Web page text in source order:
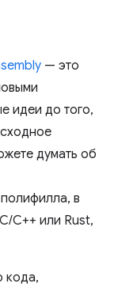
— это
идеи до того,
думать об
в
C++ или Rust,
кода,